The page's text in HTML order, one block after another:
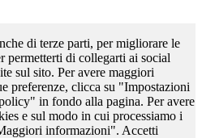
di terze parti, per migliorare le
permetterti di collegarti ai social
sul sito. Per avere maggiori
preferenze, clicca su "Impostazioni
in fondo alla pagina. Per avere
e sul modo in cui processiamo i
informazioni". Accetti